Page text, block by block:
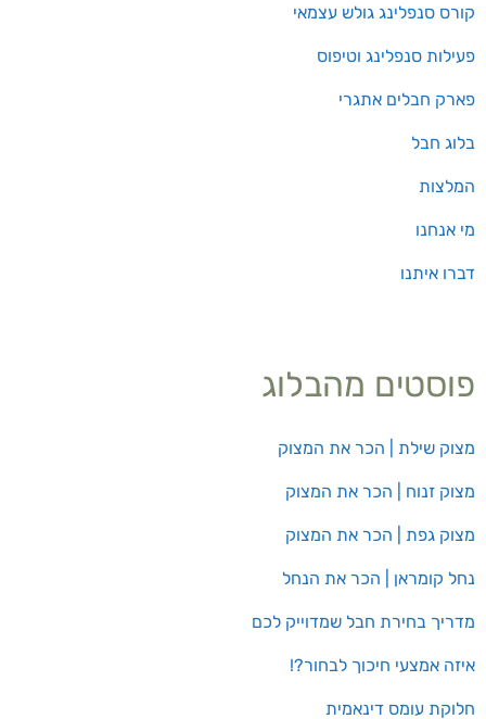
קורס סנפלינג גולש עצמאי
פעילות סנפלינג וטיפוס
פארק חבלים אתגרי
בלוג חבל
המלצות
מי אנחנו
דברו איתנו
פוסטים מהבלוג
מצוק שילת | הכר את המצוק
מצוק זנוח | הכר את המצוק
מצוק גפת | הכר את המצוק
נחל קומראן | הכר את הנחל
מדריך בחירת חבל שמדוייק לכם
איזה אמצעי חיכוך לבחור?!
חלוקת עומס דינאמית